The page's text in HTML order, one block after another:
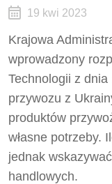
19 kwi 2023
Krajowa
wprowadzony
Technologii z
przywozu z
produktów
własne potrzeby.
jednak
handlowych.